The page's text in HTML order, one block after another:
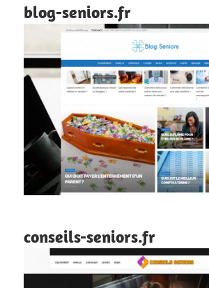
blog-seniors.fr
conseils-seniors.fr